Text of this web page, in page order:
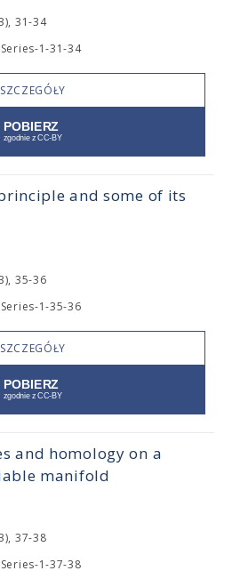
31-34
1-31-34
SZCZEGÓŁY
and some of its
35-36
1-35-36
SZCZEGÓŁY
and homology on a
manifold
37-38
1-37-38